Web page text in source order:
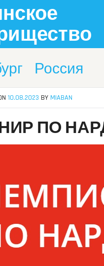
Россия
10.08.2023 BY MIABAN
ПО